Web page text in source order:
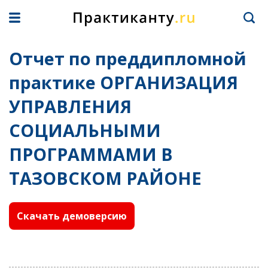
Отчет по преддипломной
практике ОРГАНИЗАЦИЯ
УПРАВЛЕНИЯ
СОЦИАЛЬНЫМИ
ПРОГРАММАМИ В
ТАЗОВСКОМ РАЙОНЕ
Скачать демоверсию